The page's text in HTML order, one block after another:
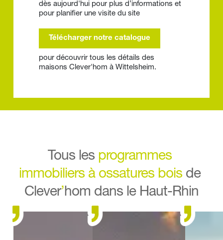
dès aujourd'hui pour plus d’informations et
pour planifier une visite du site
Télécharger notre catalogue
pour découvrir tous les détails des
maisons Clever'hom à Wittelsheim.
Tous les programmes
immobiliers à ossatures bois de
Clever’hom dans le Haut-Rhin